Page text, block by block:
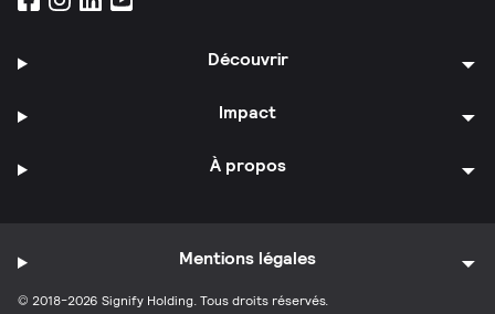
Découvrir
Impact
À propos
© 2018-2026 Signify Holding. Tous droits réservés.
Mentions légales